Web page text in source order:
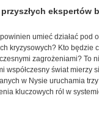
ekspertów
umieć działać pod
kryzysowych? Kto będzie
zagrożeniami? To
współczesny świat mierzy
w Nysie uruchamia
kluczowych ról w